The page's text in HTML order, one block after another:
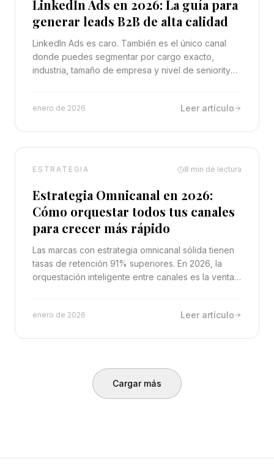
LinkedIn Ads en 2026: La guía para
generar leads B2B de alta calidad
LinkedIn Ads es caro. También es el único canal
donde puedes segmentar por cargo exacto,
industria, tamaño de empresa y nivel de seniority
enero de 2026 Leer artículo
ESTRATEGIA 8 min de lectura
Estrategia Omnicanal en 2026:
Cómo orquestar todos tus canales
para crecer más rápido
Las marcas con estrategia omnicanal sólida tienen
tasas de retención 91% superiores. En 2026, la
orquestación inteligente entre canales es la ventaja
enero de 2026 Leer artículo
Cargar más